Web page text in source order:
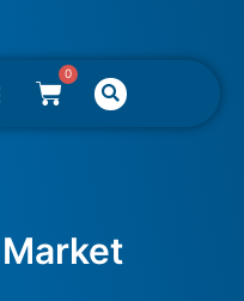
0
CARRITOBuscar